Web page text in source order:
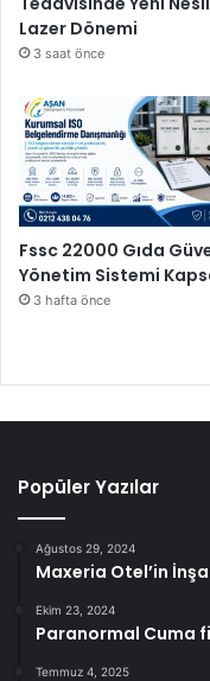
Lazer Dönemi
3 saat önce
Fssc 22000 Gıda
Yönetim Sistemi
3 hafta önce
Popüler Yazılar
Ağustos 29, 2024
Maxeria Otel’in
Ekim 23, 2024
Paranormal Cuma
Temmuz 4, 2025